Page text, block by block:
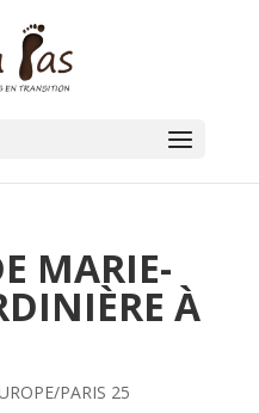
MARIE-
À
PARIS 25